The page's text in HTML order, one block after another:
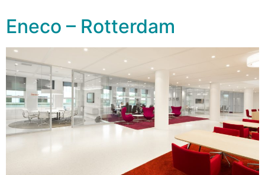
Eneco – Rotterdam